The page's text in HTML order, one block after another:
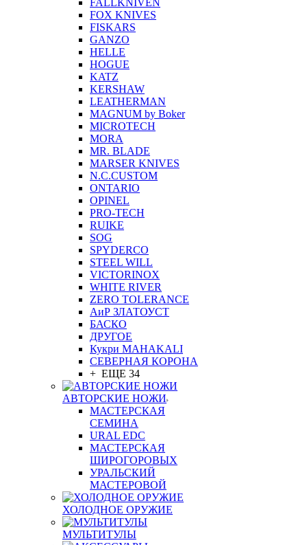
FALLKNIVEN
FOX KNIVES
FISKARS
GANZO
HELLE
HOGUE
KATZ
KERSHAW
LEATHERMAN
MAGNUM by Boker
MICROTECH
MORA
MR. BLADE
MARSER KNIVES
N.C.CUSTOM
ONTARIO
OPINEL
PRO-TECH
RUIKE
SOG
SPYDERCO
STEEL WILL
VICTORINOX
WHITE RIVER
ZERO TOLERANCE
АиР ЗЛАТОУСТ
БАСКО
ДРУГОЕ
Кукри MAHAKALI
СЕВЕРНАЯ КОРОНА
+ ЕЩЕ 34
АВТОРСКИЕ НОЖИ
МАСТЕРСКАЯ
СЕМИНА
URAL EDC
МАСТЕРСКАЯ
ШИРОГОРОВЫХ
УРАЛЬСКИЙ
МАСТЕРОВОЙ
ХОЛОДНОЕ ОРУЖИЕ
МУЛЬТИТУЛЫ